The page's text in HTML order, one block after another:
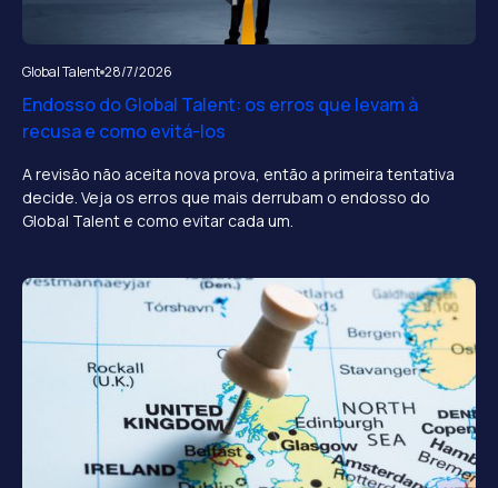
Global Talent 28/7/2026
Endosso do Global Talent: os erros que levam à
recusa e como evitá-los
A revisão não aceita nova prova, então a primeira tentativa
decide. Veja os erros que mais derrubam o endosso do
Global Talent e como evitar cada um.